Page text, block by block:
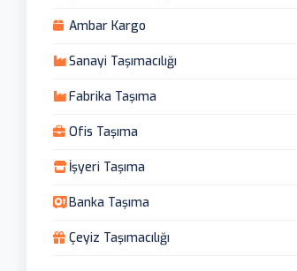
Ambar Kargo
Sanayi Taşımacılığı
Fabrika Taşıma
Ofis Taşıma
İşyeri Taşıma
Banka Taşıma
Çeyiz Taşımacılığı